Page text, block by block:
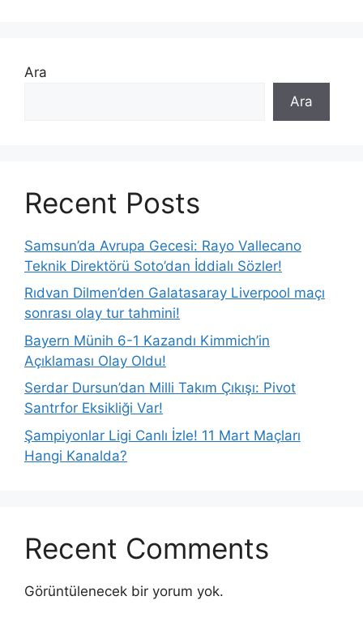
Ara
Ara
Recent Posts
Samsun’da Avrupa Gecesi: Rayo Vallecano
Teknik Direktörü Soto’dan İddialı Sözler!
Rıdvan Dilmen’den Galatasaray Liverpool maçı
sonrası olay tur tahmini!
Bayern Münih 6-1 Kazandı Kimmich’in
Açıklaması Olay Oldu!
Serdar Dursun’dan Milli Takım Çıkışı: Pivot
Santrfor Eksikliği Var!
Şampiyonlar Ligi Canlı İzle! 11 Mart Maçları
Hangi Kanalda?
Recent Comments
Görüntülenecek bir yorum yok.